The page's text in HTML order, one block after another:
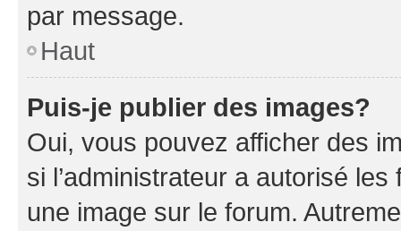
par message.
Haut
Puis-je publier des images?
Oui, vous pouvez afficher des
si l’administrateur a autorisé
une image sur le forum.